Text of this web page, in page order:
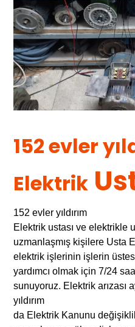
152 evler
Elektrik
152 evler yıldırım
Elektrik ustası ve elektrikle
uzmanlaşmış kişilere Usta
elektrik işlerinin işlerin
yardımcı olmak için 7/24
sunuyoruz. Elektrik arızası
yıldırım
da Elektrik Kanunu